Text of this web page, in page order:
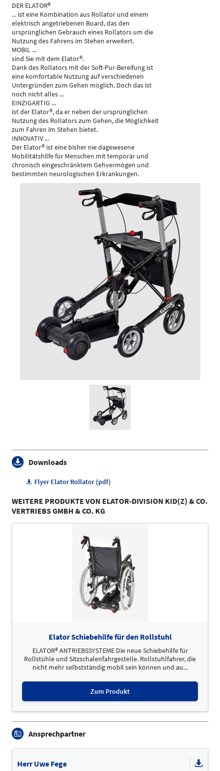
DER ELATOR®
... ist eine Kombination aus Rollator und einem
elektrisch angetriebenen Board, das den
ursprünglichen Gebrauch eines Rollators um die
Nutzung des Fahrens im Stehen erweitert.
MOBIL ...
sind Sie mit dem Elator®.
Dank des Rollators mit der Soft-Pur-Bereifung ist
eine komfortable Nutzung auf verschiedenen
Untergründen zum Gehen möglich. Doch das ist
noch nicht alles ...
EINZIGARTIG ...
ist der Elator®, da er neben der ursprünglichen
Nutzung des Rollators zum Gehen, die Möglichkeit
zum Fahren im Stehen bietet.
INNOVATIV ...
Der Elator® ist eine bisher nie dagewesene
Mobilitätshilfe für Menschen mit temporär und
chronisch eingeschränktem Gehvermögen und
bestimmten neurologischen Erkrankungen.
Downloads
Flyer Elator Rollator (pdf)
WEITERE PRODUKTE VON ELATOR-DIVISION KID(Z) & CO.
VERTRIEBS GMBH & CO. KG
Elator Schiebehilfe für den Rollstuhl
ELATOR® ANTRIEBSSYSTEME Die neue Schiebehilfe für
Rollstühle und Sitzschalenfahrgestelle. Rollstuhlfahrer, die
nicht mehr selbstständig mobil sein können und au...
Zum Produkt
Ansprechpartner
Herr Uwe Fege